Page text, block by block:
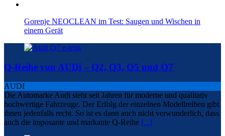
Gorenje NEOCLEAN im Test: Saugen und Wischen in
einem Gerät
Q-Reihe von AUDi – Q2, Q3, Q5 und Q7
AUDI
Die Automarke Audi steht seit Jahren für moderne und qualitativ
hochwertige Fahrzeuge. Der Erfolg der einzelnen Modellreihen gibt
ihnen jedenfalls recht. So ist es dann auch nicht verwunderlich, dass
auch die imposante und markante Q-Reihe [...]